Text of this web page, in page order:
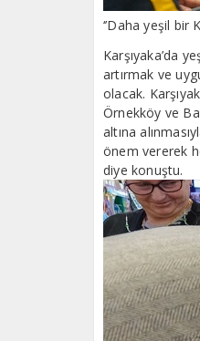
‘’Daha yeşil bir
Karşıyaka’da
artırmak ve
olacak.
Örnekköy ve
altına
önem vererek
diye konuştu.